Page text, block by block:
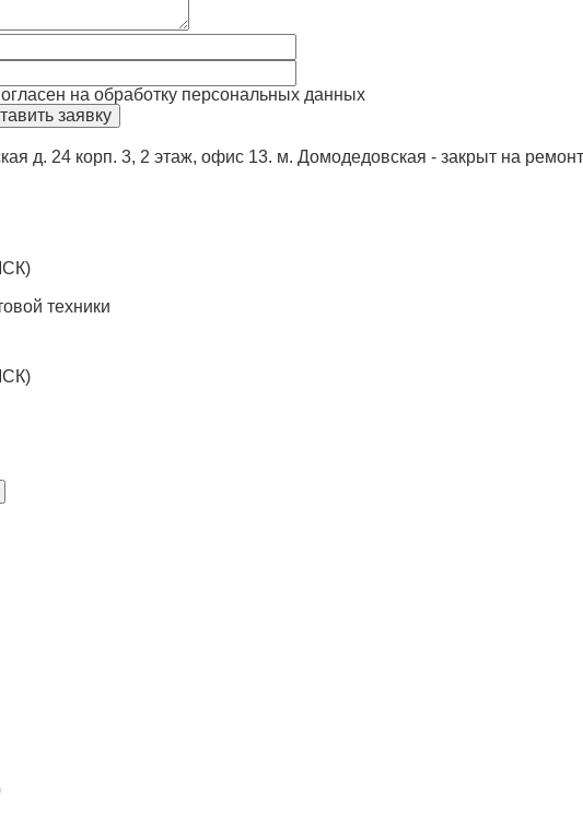
на обработку персональных данных
д. 24 корп. 3, 2 этаж, офис 13. м. Домодедовская - закрыт на
техники